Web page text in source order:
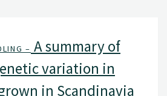
– A summary of
variation in
in Scandinavia